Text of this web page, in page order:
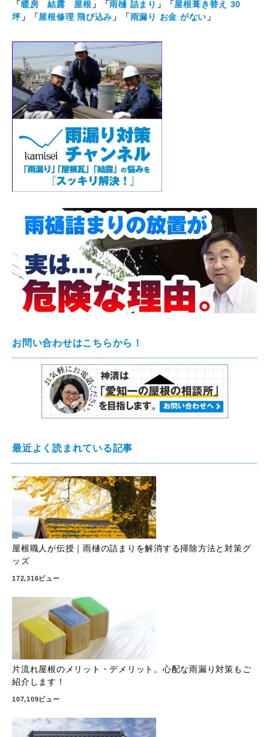
「暖房 結露 屋根 」「雨樋 詰まり 」「屋根葺き替え 30
坪」「屋根修理 飛び込み 」「雨漏り お金 がない 」
お問い合わせはこちらから！
最近よく読まれている記事
屋根職人が伝授｜雨樋の詰まりを解消する掃除方法と対策グ
ッズ
172,316ビュー
片流れ屋根のメリット・デメリット。心配な雨漏り対策もご
紹介します！
107,109ビュー